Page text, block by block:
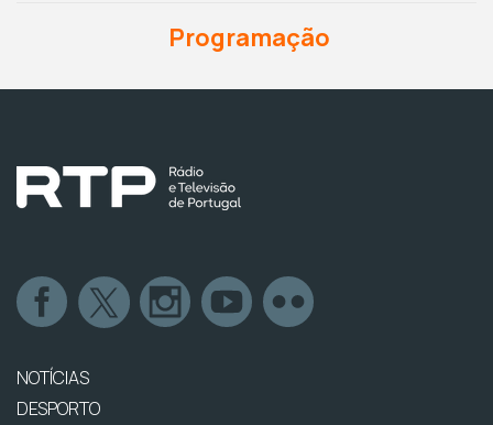
Programação
NOTÍCIAS
DESPORTO